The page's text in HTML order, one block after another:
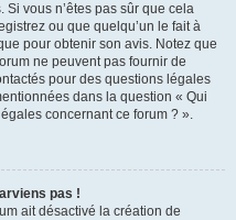
vous n’êtes pas sûr que cela
ou que quelqu’un le fait à
pour obtenir son avis. Notez que
ne peuvent pas fournir de
pour des questions légales
dans la question « Qui
concernant ce forum ? ».
pas !
ait désactivé la création de